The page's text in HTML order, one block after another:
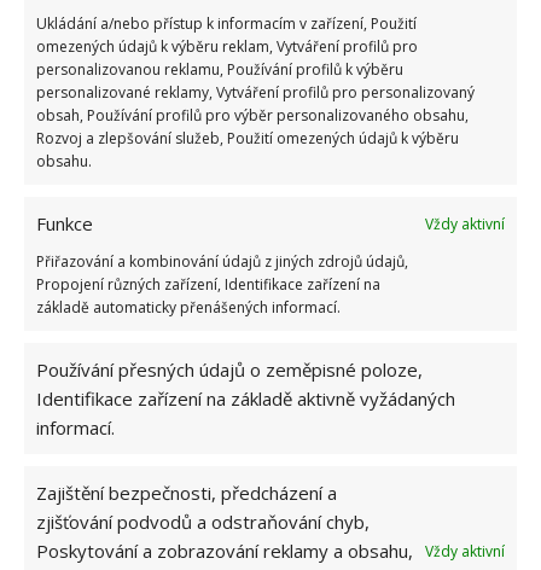
Ukládání a/nebo přístup k informacím v zařízení, Použití
omezených údajů k výběru reklam, Vytváření profilů pro
personalizovanou reklamu, Používání profilů k výběru
personalizované reklamy, Vytváření profilů pro personalizovaný
obsah, Používání profilů pro výběr personalizovaného obsahu,
Rozvoj a zlepšování služeb, Použití omezených údajů k výběru
obsahu.
Funkce
Vždy aktivní
Přiřazování a kombinování údajů z jiných zdrojů údajů,
Propojení různých zařízení, Identifikace zařízení na
základě automaticky přenášených informací.
Používání přesných údajů o zeměpisné poloze,
Identifikace zařízení na základě aktivně vyžádaných
informací.
Zajištění bezpečnosti, předcházení a
zjišťování podvodů a odstraňování chyb,
Poskytování a zobrazování reklamy a obsahu,
Vždy aktivní
socialismu: Tehdejší řidiči musí získat 10 z 10
bodů
6.5.2026
Vaše okurky zůstanou čerstvé i měsíc po sklizni
díky tomuto lidovému fíglu
5.8.2026
Tato lidová past zachytí všechny mouchy a vosy